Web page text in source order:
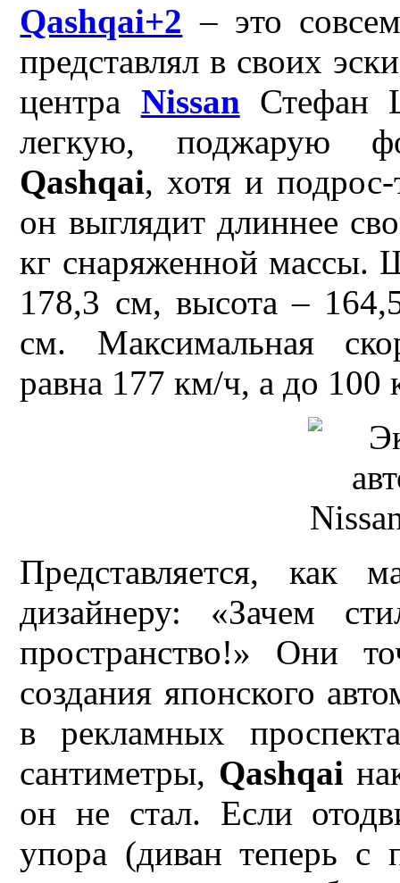
Qashqai+2 – это
представлял в своих
центра Nissan Стефан
легкую, поджарую
Qashqai, хотя и
он выглядит длиннее
кг снаряженной массы.
178,3 см, высота –
см. Максимальная
равна 177 км/ч, а до 100
Представляется, как
дизайнеру: «Зачем
пространство!» Они
создания японского
в рекламных
сантиметры, Qashqai
он не стал. Если
упора (диван теперь с